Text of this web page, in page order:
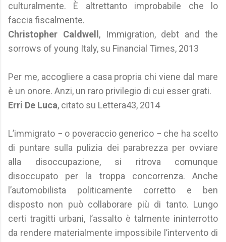
culturalmente. È altrettanto improbabile che lo
faccia fiscalmente.
Christopher Caldwell , Immigration, debt and the
sorrows of young Italy, su Financial Times, 2013
Per me, accogliere a casa propria chi viene dal mare
è un onore. Anzi, un raro privilegio di cui esser grati.
Erri De Luca, citato su Lettera43, 2014
L’immigrato − o poveraccio generico − che ha scelto
di puntare sulla pulizia dei parabrezza per ovviare
alla disoccupazione, si ritrova comunque
disoccupato per la troppa concorrenza. Anche
l’automobilista politicamente corretto e ben
disposto non può collaborare più di tanto. Lungo
certi tragitti urbani, l’assalto è talmente ininterrotto
da rendere materialmente impossibile l’intervento di